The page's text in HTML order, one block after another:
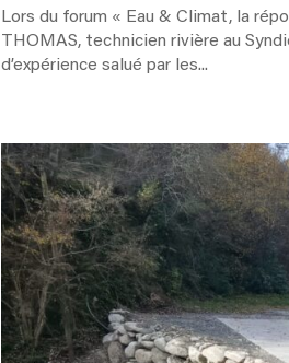
Lors du forum « Eau & Climat, la
THOMAS, technicien rivière au
d’expérience salué par les...